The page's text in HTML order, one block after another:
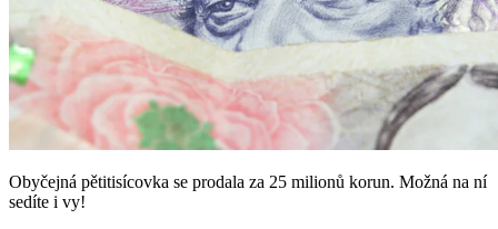
Obyčejná pětitisícovka se prodala za 25 milionů korun. Možná na ní
sedíte i vy!